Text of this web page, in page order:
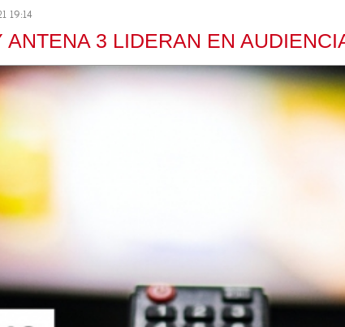
19:14
ANTENA 3 LIDERAN EN